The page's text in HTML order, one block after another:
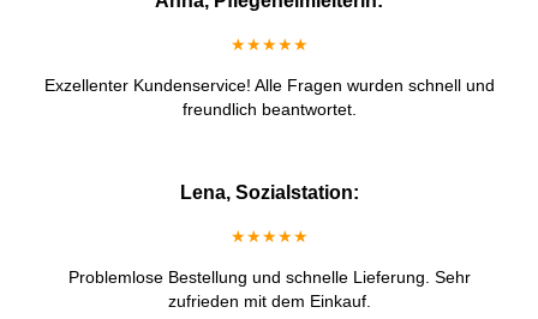
★★★★★
Exzellenter Kundenservice! Alle Fragen wurden schnell und
freundlich beantwortet.
Lena, Sozialstation:
★★★★★
Problemlose Bestellung und schnelle Lieferung. Sehr
zufrieden mit dem Einkauf.